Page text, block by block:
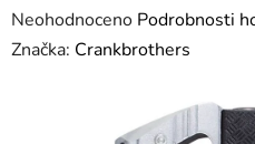
Průměrné
hodnocení
Neohodnoceno Podrobnosti
Značka: Crankbrothers